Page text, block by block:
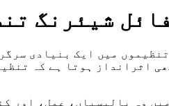
فائل شیئرنگ
میں ایک بنیادی
اثرانداز ہوتا ہے کہ
وہ پالیسیاں، عمل، اور